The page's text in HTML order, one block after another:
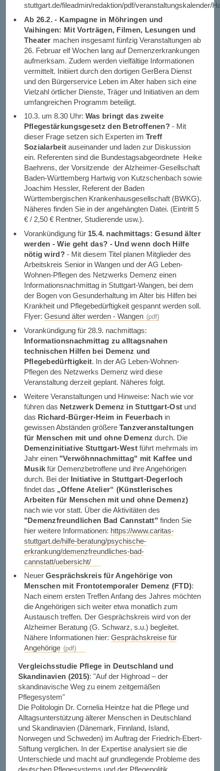
stuttgart.de/fileadmin/redaktion/pdf/veranstaltungskalender/
Ab 26.2. - Kampagne in Möhringen und
Vaihingen: Mit Vorträgen, Filmen, Lesungen und
Theater machen insgesamt fünfzig Veranstaltungen ab
26. Februar elf Wochen lang auf Demenzerkrankungen
aufmerksam. Zudem werden vielfältige Informationen
vermittelt. Initiiert durch den dortigen GerBera Dienst
und den Bürgerservice Leben im Alter haben sich eine
Vielzahl örtlicher Dienste, Träger und Initiativen an dem
umfangreichen Programm beteiligt.
10.3. um 8.30 Uhr: Was bringt das zweite
Pflegestärkungsgesetz den Betroffenen? - Mit
dieser Frage setzen sich Experten im Treff
Sozialarbeit auseinander und laden zur Diskussion
ein. Referenten sind die Bundestagsabgeordnete Heike
Baehrens, der Vorsitzende der Alzheimer-Gesellschaft
Baden-Württemberg Hartwig von Kutzschenbach sowie
Joachim Hessler, Referent der Baden
Württembergischen Krankenhausgesellschaft (BWKG).
Näheres finden Sie in der angehängten Datei. (Eintritt 5
€ / 2,50 € Rentner, Studierende usw.).
Vorankündigung für 15.4. nachmittags: Gesund älter
werden - Wie geht das? - Und wenn doch Hilfe
nötig wird?- Mit diesem Titel planen Mitglieder des
Arbeitskreis Senior in Wangen und der AG Leben-
Wohnen-Pflegen des Netzwerks Demenz einen
Informationsnachmittag in Stuttgart-Wangen, bei dem
der Bogen von Gesunderhaltung im Alter bis Hilfen bei
Krankheit und Pflegebedürftigkeit gespannt werden soll.
Flyer: Gesund älter werden - Wangen
Vorankündigung für 28.9. nachmittags:
Informationsnachmittag zu alltagsnahen
technischen Hilfen bei Demenz und
Pflegebedürftigkeit. In der AG Leben-Wohnen-
Pflegen des Netzwerks Demenz wird diese
Veranstaltung derzeit geplant. Näheres folgt.
Weitere Veranstaltungen und Hinweise: Nach wie vor
führen das Netzwerk Demenz in Stuttgart-Ost und
das Richard-Bürger-Heim in Feuerbach in
gewissen Abständen größere Tanzveranstaltungen
für Menschen mit und ohne Demenz durch. Die
Demenzinitiative Stuttgart-Westführt mehrmals im
Jahr einen "Verwöhnnachmittag" mit Kaffee und
Musik für Demenzbetroffene und ihre Angehörigen
durch. Bei der Initiative in Stuttgart-Degerloch
findet das „Offene Atelier“ (Künstlerisches
Arbeiten für Menschen mit und ohne Demenz)
nach wie vor statt. Über die Aktivitäten des
"Demenzfreundlichen Bad Cannstatt" finden Sie
hier weitere Informationen: https://www.caritas-
stuttgart.de/hilfe-beratung/psychische-
erkrankung/demenzfreundliches-bad-
cannstatt/uebersicht/
Neuer Gesprächskreis für Angehörige von
Menschen mit Frontotemporaler Demenz (FTD):
Nach einem ersten Treffen Anfang des Jahres möchten
die Angehörigen sich weiter etwa monatlich zum
Austausch treffen. Der Gesprächskreis wird von der
Alzheimer Beratung (G. Schwarz, s.u.) begleitet.
Nähere Informationen hier: Gesprächskreise für
Angehörige
Vergleichsstudie Pflege in Deutschland und
Skandinavien (2015): "Auf der Highroad – der
skandinavische Weg zu einem zeitgemäßen
Pflegesystem"
Die Politologin Dr. Cornelia Heintze hat die Pflege und
Alltagsunterstützung älterer Menschen in Deutschland
und Skandinavien (Dänemark, Finnland, Island,
Norwegen und Schweden) im Auftrag der Friedrich-Ebert-
Stiftung verglichen. In der Expertise analysiert sie die
Unterschiede und macht auf grundlegende Probleme des